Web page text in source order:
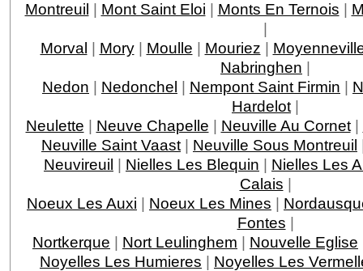
Montreuil | Mont Saint Eloi | Monts En Ternois |
|
Morval | Mory| Moulle | Mouriez |
Nabringhen |
Nedon | Nedonchel | Nempont Saint Firmin |
Hardelot |
Neulette | Neuve Chapelle | Neuville Au Cornet|
Neuville Saint Vaast | Neuville Sous Montreuil
Neuvireuil | Nielles Les Blequin | Nielles Les
Calais |
Noeux Les Auxi | Noeux Les Mines |
Fontes |
Nortkerque | Nort Leulinghem | Nouvelle Eglise
Noyelles Les Humieres | Noyelles Les